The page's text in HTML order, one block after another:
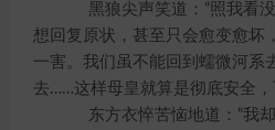
黑狼尖声笑道：“照我看没
想回复原状，甚至只会愈变愈坏
一害。我们虽不能回到蠕微河系
去……这样母皇就算是彻底安全，
东方衣悴苦恼地道：“我却